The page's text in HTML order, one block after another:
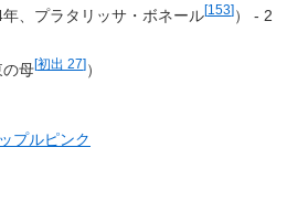
、 プラタリッサ・ボネール[153]） - 2
の母[初出 27] ）
プルピンク